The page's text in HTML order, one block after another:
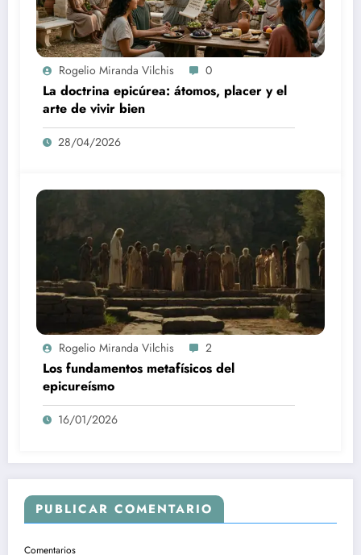
Rogelio Miranda Vilchis 0
La doctrina epicúrea: átomos, placer y el
arte de vivir bien
28/04/2026
Rogelio Miranda Vilchis 2
Los fundamentos metafísicos del
epicureísmo
16/01/2026
PUBLICAR COMENTARIO
Comentarios